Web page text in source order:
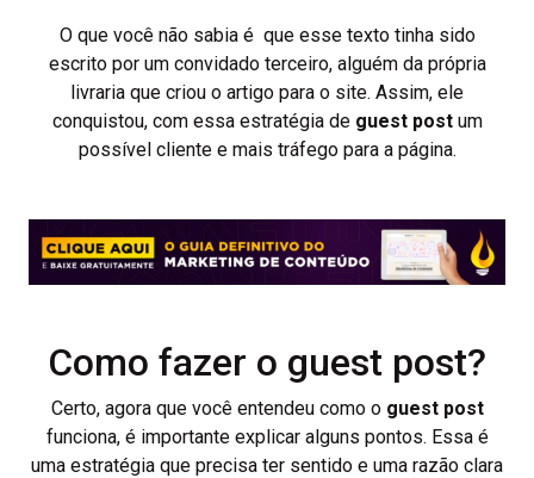
O que você não sabia é que esse texto tinha sido
escrito por um convidado terceiro, alguém da própria
livraria que criou o artigo para o site. Assim, ele
conquistou, com essa estratégia de guest postum
possível cliente e mais tráfego para a página.
Como fazer o guest post?
Certo, agora que você entendeu como o guest post
funciona, é importante explicar alguns pontos. Essa é
uma estratégia que precisa ter sentido e uma razão clara